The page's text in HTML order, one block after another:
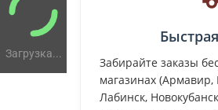
Загрузка...
Забирайте заказы
магазинах
Лабинск,